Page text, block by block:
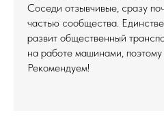
Соседи отзывчивые, сразу
частью сообщества.
развит общественный
на работе машинами,
Рекомендуем!